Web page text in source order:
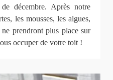
décembre. Après notre
les mousses, les algues,
prendront plus place sur
occuper de votre toit !